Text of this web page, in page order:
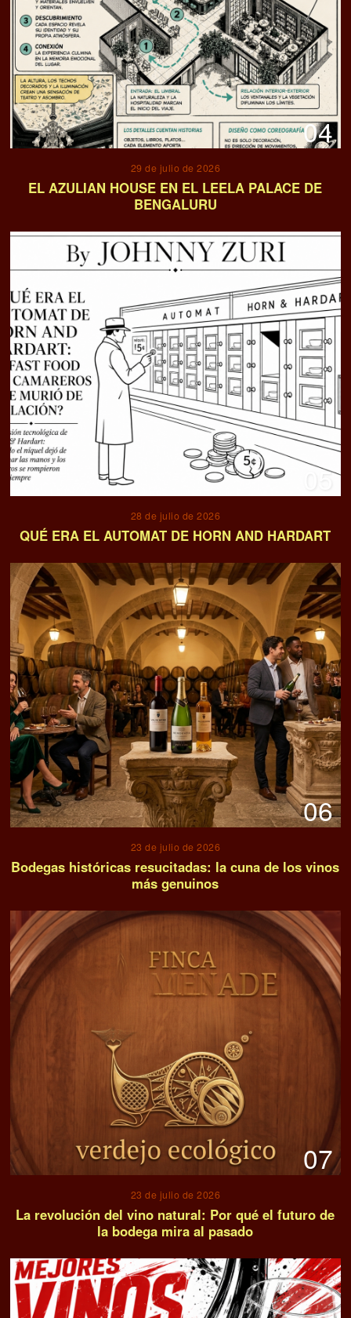
04
29 de julio de 2026
EL AZULIAN HOUSE EN EL LEELA PALACE DE
BENGALURU
05
28 de julio de 2026
QUÉ ERA EL AUTOMAT DE HORN AND HARDART
06
23 de julio de 2026
Bodegas históricas resucitadas: la cuna de los vinos
más genuinos
07
23 de julio de 2026
La revolución del vino natural: Por qué el futuro de
la bodega mira al pasado